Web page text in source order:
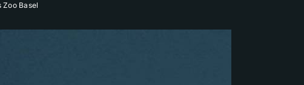
Basel